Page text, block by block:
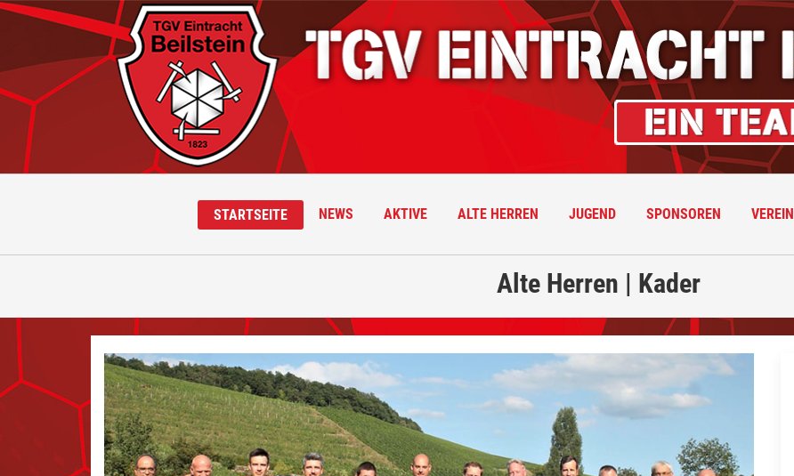
STARTSEITE NEWS AKTIVE ALTE HERREN JUGEND SPONSOREN VEREIN
Alte Herren | Kader